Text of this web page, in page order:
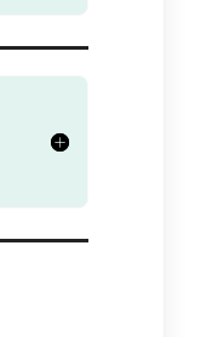
le
Les
pour voir ce
ou pour